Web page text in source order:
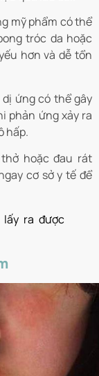
mỹ phẩm có thể
tróc da hoặc
hơn và dễ tổn
ứng có thể gây
phản ứng xảy ra
hấp.
hoặc đau rát
cơ sở y tế để
ra được